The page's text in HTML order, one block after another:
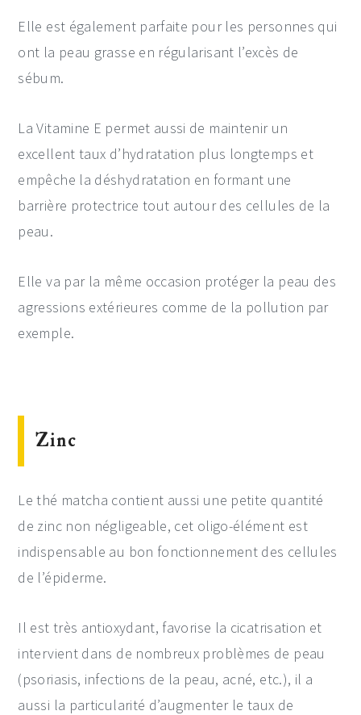
Elle est également parfaite pour les personnes qui
ont la peau grasse en régularisant l’excès de
sébum.
La Vitamine E permet aussi de maintenir un
excellent taux d’hydratation plus longtemps et
empêche la déshydratation en formant une
barrière protectrice tout autour des cellules de la
peau.
Elle va par la même occasion protéger la peau des
agressions extérieures comme de la pollution par
exemple.
Zinc
Le thé matcha contient aussi une petite quantité
de zinc non négligeable, cet oligo-élément est
indispensable au bon fonctionnement des cellules
de l’épiderme.
Il est très antioxydant, favorise la cicatrisation et
intervient dans de nombreux problèmes de peau
(psoriasis, infections de la peau, acné, etc.), il a
aussi la particularité d’augmenter le taux de